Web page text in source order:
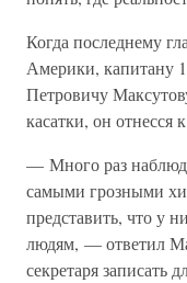
Когда последнему
Америки, капитану
Петровичу
касатки, он отнесся
— Много раз
самыми грозными
представить, что у
людям, — ответил
секретаря